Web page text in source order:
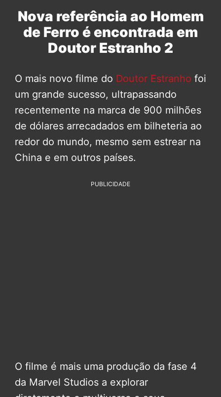
Nova referência ao Homem
de Ferro é encontrada em
Doutor Estranho 2
O mais novo filme do Doutor Estranho foi
um grande sucesso, ultrapassando
recentemente na marca de 900 milhões
de dólares arrecadados em bilheteria ao
redor do mundo, mesmo sem estrear na
China e em outros países.
PUBLICIDADE
O filme é mais uma produção da fase 4
da Marvel Studios a explorar